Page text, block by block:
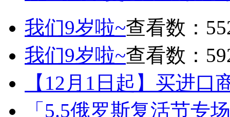
我们9岁啦~查看数：
我们9岁啦~查看数：
【12月1日起】买进口
「5.5俄罗斯复活节专